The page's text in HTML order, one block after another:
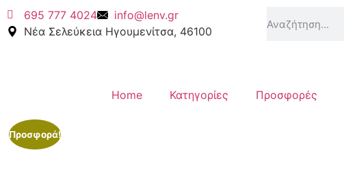
695 777 4024
info@lenv.gr
Νέα Σελεύκεια Ηγουμενίτσα, 46100
Home Κατηγορίες Προσφορές
Προσφορά!